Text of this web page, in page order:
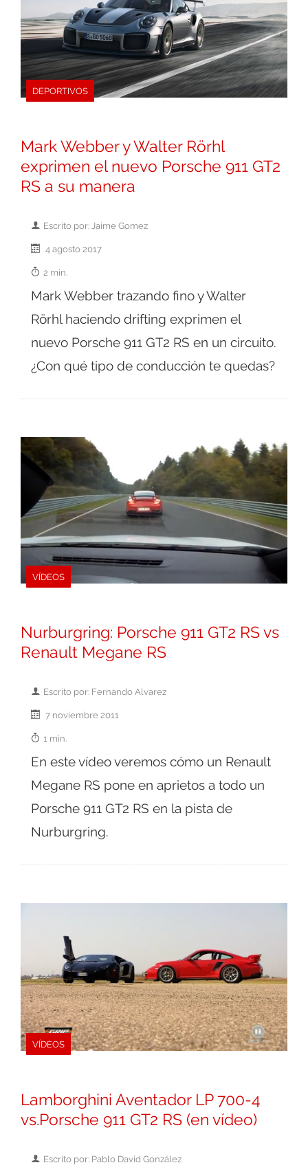
DEPORTIVOS
Mark Webber y Walter Rörhl
exprimen el nuevo Porsche 911 GT2
RS a su manera
Escrito por: Jaime Gomez
4 agosto 2017
2 min.
Mark Webber trazando fino y Walter
Rörhl haciendo drifting exprimen el
nuevo Porsche 911 GT2 RS en un circuito.
¿Con qué tipo de conducción te quedas?
VÍDEOS
Nurburgring: Porsche 911 GT2 RS vs
Renault Megane RS
Escrito por: Fernando Alvarez
7 noviembre 2011
1 min.
En este vídeo veremos cómo un Renault
Megane RS pone en aprietos a todo un
Porsche 911 GT2 RS en la pista de
Nurburgring.
VÍDEOS
Lamborghini Aventador LP 700-4
vs.Porsche 911 GT2 RS (en vídeo)
Escrito por: Pablo David González